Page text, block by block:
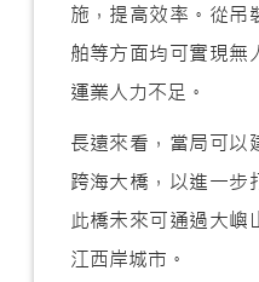
施，提高效率。從吊
舶等方面均可實現無
運業人力不足。
長遠來看，當局可以
跨海大橋，以進一步
此橋未來可通過大嶼
江西岸城市。